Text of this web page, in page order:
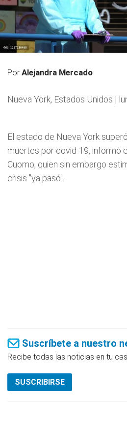
PorAlejandra Mercado
Nueva York, Estados Unidos |
El estado de Nueva York
muertes por covid-19, informó
Cuomo, quien sin embargo
crisis "ya pasó".
Suscríbete a nuestro
Recibe todas las noticias en tu
SUSCRIBIRSE